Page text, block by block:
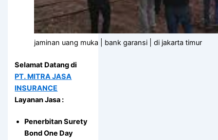
jaminan uang muka | bank garansi | di jakarta timur
Selamat Datang di
PT. MITRA JASA
INSURANCE
Layanan Jasa :
Penerbitan Surety
Bond One Day